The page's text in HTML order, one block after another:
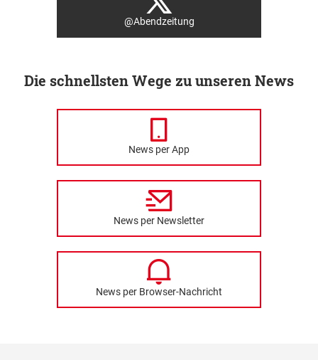
@Abendzeitung
Die schnellsten Wege zu unseren News
News per App
News per Newsletter
News per Browser-Nachricht